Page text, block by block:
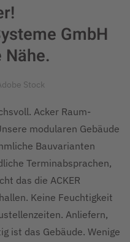
GmbH
Stock
Acker Raum-
modularen Gebäude
Bauvarianten
Terminabsprachen,
das die ACKER
Keine Feuchtigkeit
Anliefern,
ist das Gebäude. Wenige